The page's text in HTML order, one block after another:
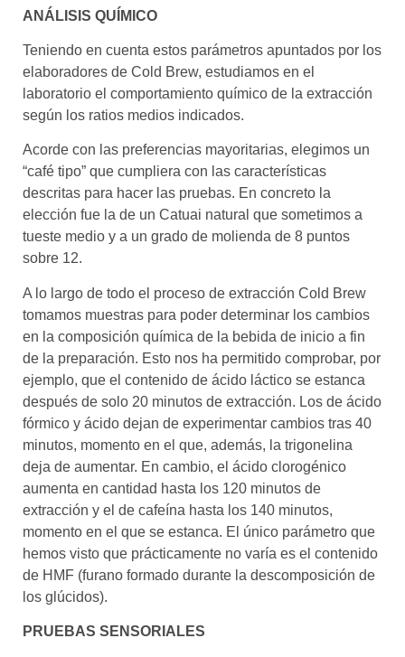
ANÁLISIS QUÍMICO
Teniendo en cuenta estos parámetros apuntados por los
elaboradores de Cold Brew, estudiamos en el
laboratorio el comportamiento químico de la extracción
según los ratios medios indicados.
Acorde con las preferencias mayoritarias, elegimos un
“café tipo” que cumpliera con las características
descritas para hacer las pruebas. En concreto la
elección fue la de un Catuai natural que sometimos a
tueste medio y a un grado de molienda de 8 puntos
sobre 12.
A lo largo de todo el proceso de extracción Cold Brew
tomamos muestras para poder determinar los cambios
en la composición química de la bebida de inicio a fin
de la preparación. Esto nos ha permitido comprobar, por
ejemplo, que el contenido de ácido láctico se estanca
después de solo 20 minutos de extracción. Los de ácido
fórmico y ácido dejan de experimentar cambios tras 40
minutos, momento en el que, además, la trigonelina
deja de aumentar. En cambio, el ácido clorogénico
aumenta en cantidad hasta los 120 minutos de
extracción y el de cafeína hasta los 140 minutos,
momento en el que se estanca. El único parámetro que
hemos visto que prácticamente no varía es el contenido
de HMF (furano formado durante la descomposición de
los glúcidos).
PRUEBAS SENSORIALES